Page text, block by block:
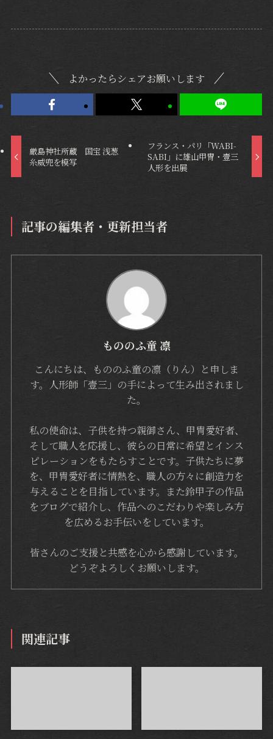
よかったらシェアお願いします
厳島神社所蔵 国宝 浅葱
糸威兜を模写
フランス・パリ「WABI-
SABI」に雄山甲冑・壹三
人形を出展
記事の編集者・更新担当者
もののふ童 凛
こんにちは、もののふ童の凛（りん）と申しま
す。人形師「壹三」の手によって生み出されまし
た。
私の使命は、子供を持つ親御さん、甲冑愛好者、
そして職人を応援し、彼らの日常に希望とインス
ピレーションをもたらすことです。子供たちに夢
を、甲冑愛好者に情熱を、職人の方々に創造力を
与えることを目指しています。また鈴甲子の作品
をブログで紹介し、作品へのこだわりや楽しみ方
を広めるお手伝いをしています。
皆さんのご支援と共感を心から感謝しています。
どうぞよろしくお願いします。
関連記事